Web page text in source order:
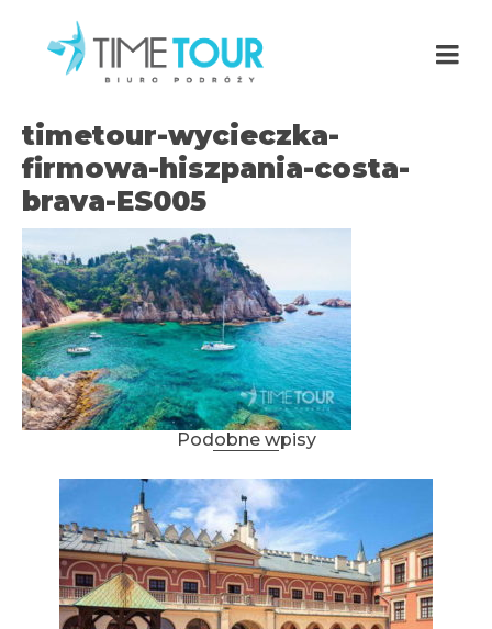
timetour-wycieczka-
firmowa-hiszpania-costa-
brava-ES005
Podobne wpisy